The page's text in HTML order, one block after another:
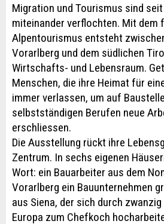
Migration und Tourismus sind
miteinander verflochten. Mit dem
Alpentourismus entsteht
Vorarlberg und dem südlichen
Wirtschafts- und Lebensraum.
Menschen, die ihre Heimat für
immer verlassen, um auf
selbstständigen Berufen neue
erschliessen.
Die Ausstellung rückt ihre
Zentrum. In sechs eigenen
Wort: ein Bauarbeiter aus dem
Vorarlberg ein Bauunternehmen
aus Siena, der sich durch
Europa zum Chefkoch